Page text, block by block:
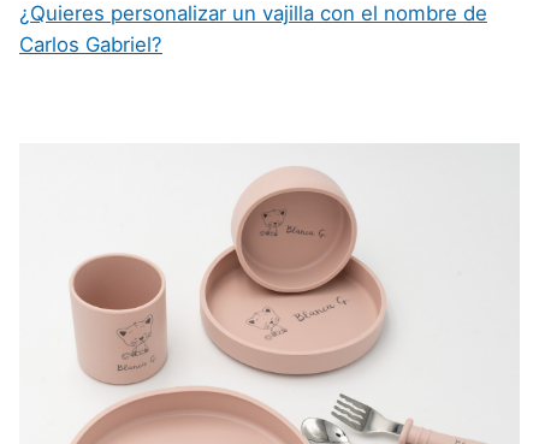
¿Quieres personalizar un vajilla con el nombre de
Carlos Gabriel?